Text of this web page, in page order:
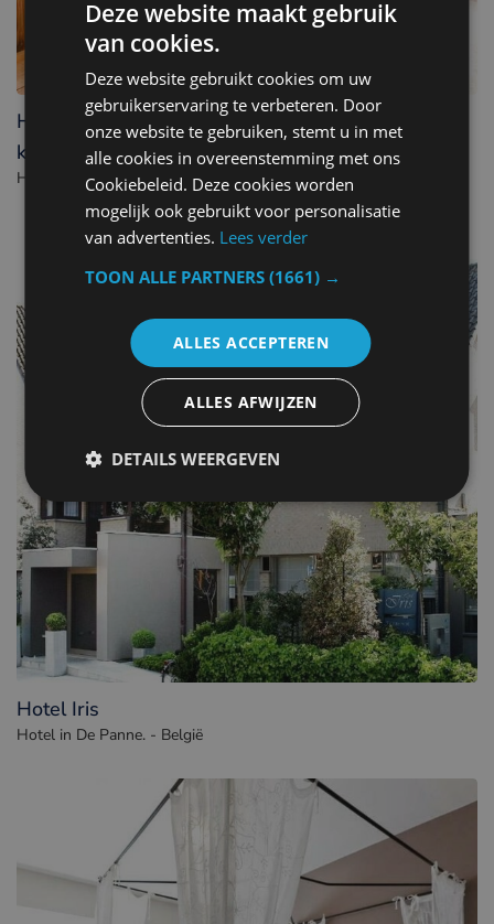
Hotel Acropolis " Op het sportiefste park van de
kust "
Hotel in Middelkerke. - België
Hotel Iris
Hotel in De Panne. - België
Deze website maakt gebruik
van cookies.
Deze website gebruikt cookies om uw
gebruikerservaring te verbeteren. Door
onze website te gebruiken, stemt u in met
alle cookies in overeenstemming met ons
Cookiebeleid. Deze cookies worden
mogelijk ook gebruikt voor personalisatie
van advertenties. Lees verder
TOON ALLE PARTNERS(1661) →
ALLES ACCEPTEREN
ALLES AFWIJZEN
DETAILS WEERGEVEN